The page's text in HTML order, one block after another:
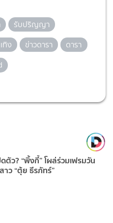
รับปริญญา
ทิง ข่าวดารา
ดารา
ดตัว? “พิ้งกี้” โผล่ร่วมเฟรมวัน
าว “ตุ้ย ธีรภัทร์”